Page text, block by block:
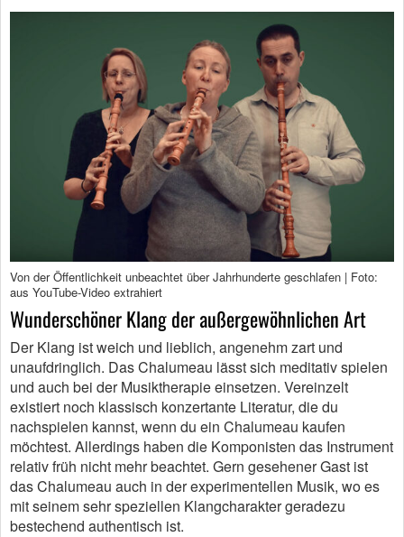
Von der Öffentlichkeit unbeachtet über Jahrhunderte geschlafen | Foto:
aus YouTube-Video extrahiert
Wunderschöner Klang der außergewöhnlichen Art
Der Klang ist weich und lieblich, angenehm zart und
unaufdringlich. Das Chalumeau lässt sich meditativ spielen
und auch bei der Musiktherapie einsetzen. Vereinzelt
existiert noch klassisch konzertante Literatur, die du
nachspielen kannst, wenn du ein Chalumeau kaufen
möchtest. Allerdings haben die Komponisten das Instrument
relativ früh nicht mehr beachtet. Gern gesehener Gast ist
das Chalumeau auch in der experimentellen Musik, wo es
mit seinem sehr speziellen Klangcharakter geradezu
bestechend authentisch ist.